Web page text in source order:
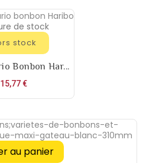
de stock
stock
Bonbon Har...
15,77 €Prix
au panier